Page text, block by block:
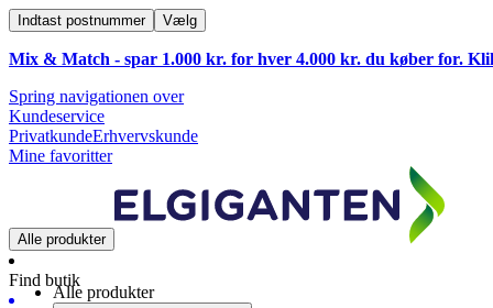
Indtast postnummer Vælg
Mix & Match - spar 1.000 kr. for hver 4.000 kr. du køber for.
Spring navigationen over
Kundeservice
PrivatkundeErhvervskunde
Mine favoritter
Alle produkter
Find butik
Alle produkter